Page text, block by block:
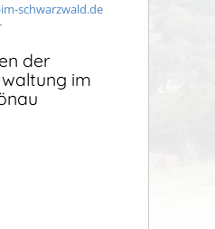
schwarzwald.de
der
im